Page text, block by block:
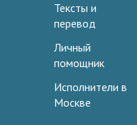
Тексты и
перевод
Личный
помощник
Исполнители в
Москве